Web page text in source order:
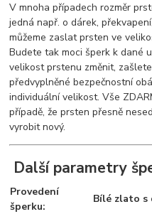
V mnoha případech rozměr
jedná např. o dárek,
můžeme zaslat prsten ve
Budete tak moci šperk k dané
velikost prstenu změnit,
předvyplněné bezpečnostní
individuální velikost. Vše
případě, že prsten přesně
vyrobit nový.
Další parametry
Provedení
šperku:
Bílé zlato s